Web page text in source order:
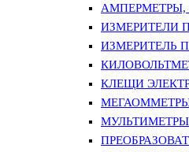
АМПЕРМЕТРЫ,
ИЗМЕРИТЕЛИ
ИЗМЕРИТЕЛЬ
КЛЕЩИ
МУЛЬТИМЕТРЫ